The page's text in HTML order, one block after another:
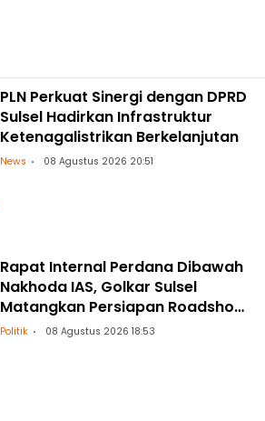
PLN Perkuat Sinergi dengan DPRD
Sulsel Hadirkan Infrastruktur
Ketenagalistrikan Berkelanjutan
News 08 Agustus 2026 20:51
Rapat Internal Perdana Dibawah
Nakhoda IAS, Golkar Sulsel
Matangkan Persiapan Roadshow
ke Daerah
Politik 08 Agustus 2026 18:53